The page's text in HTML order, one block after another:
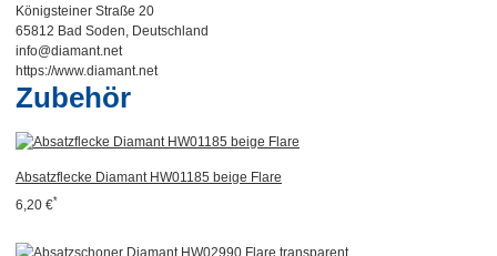
Königsteiner Straße 20
65812 Bad Soden, Deutschland
info@diamant.net
https://www.diamant.net
Zubehör
Absatzflecke Diamant HW01185 beige Flare
6,20 €*